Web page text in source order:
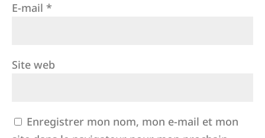
E-mail *
Site web
Enregistrer mon nom, mon e-mail et mon